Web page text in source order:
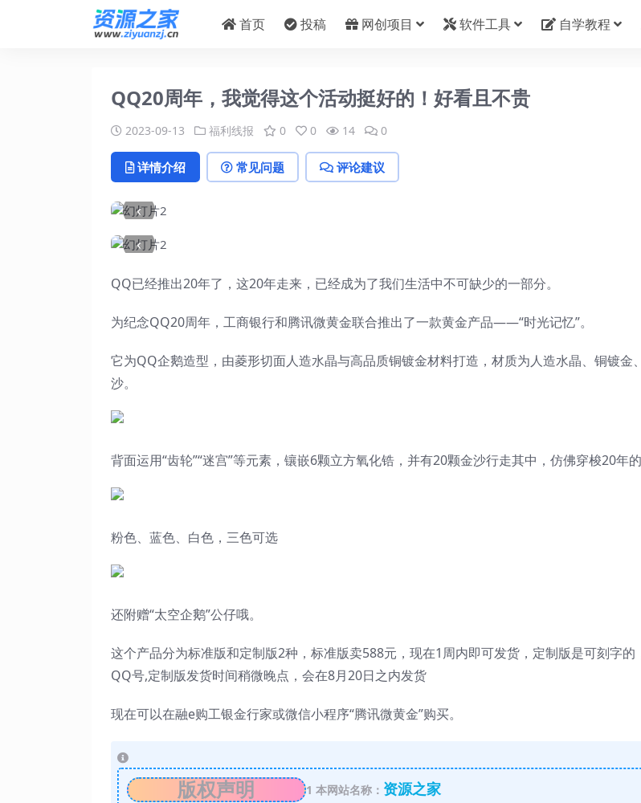
首页 投稿 网创项目 软件工具 自学教程
QQ20周年，我觉得这个活动挺好的！好看且不贵
2023-09-13 福利线报 0 0 14 0
详情介绍 常见问题 评论建议
‹
‹
QQ已经推出20年了，这20年走来，已经成为了我们生活中不可缺少的一部分。
为纪念QQ20周年，工商银行和腾讯微黄金联合推出了一款黄金产品——“时光记忆”。
它为QQ企鹅造型，由菱形切面人造水晶与高品质铜镀金材料打造，材质为人造水晶、铜镀金
沙。
背面运用“齿轮”“迷宫”等元素，镶嵌6颗立方氧化锆，并有20颗金沙行走其中，仿佛穿梭20年
粉色、蓝色、白色，三色可选
还附赠“太空企鹅”公仔哦。
这个产品分为标准版和定制版2种，标准版卖588元，现在1周内即可发货，定制版是可刻字的
QQ号,定制版发货时间稍微晚点，会在8月20日之内发货
现在可以在融e购工银金行家或微信小程序“腾讯微黄金”购买。
版权声明 1 本网站名称： 资源之家